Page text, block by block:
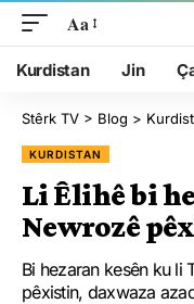
Aa
Kurdistan Jin
Stêrk TV > Blog >
KURDISTAN
Li Êlihê bi
Newrozê
Bi hezaran kesên ku li
pêxistin, daxwaza